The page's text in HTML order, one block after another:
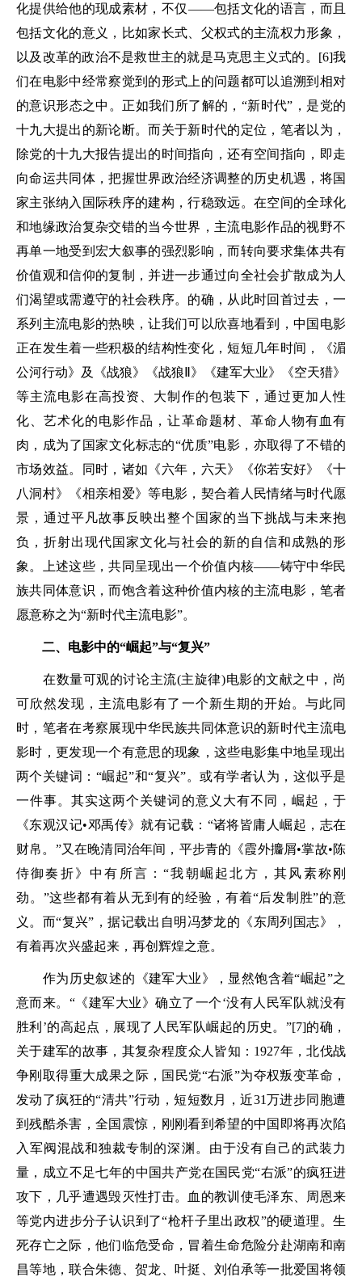
化提供给他的现成素材，不仅——包括文化的语言，而且
包括文化的意义，比如家长式、父权式的主流权力形象，
以及改革的政治不是救世主的就是马克思主义式的。[6]我
们在电影中经常察觉到的形式上的问题都可以追溯到相对
的意识形态之中。正如我们所了解的，“新时代”，是党的
十九大提出的新论断。而关于新时代的定位，笔者以为，
除党的十九大报告提出的时间指向，还有空间指向，即走
向命运共同体，把握世界政治经济调整的历史机遇，将国
家主张纳入国际秩序的建构，行稳致远。在空间的全球化
和地缘政治复杂交错的当今世界，主流电影作品的视野不
再单一地受到宏大叙事的强烈影响，而转向要求集体共有
价值观和信仰的复制，并进一步通过向全社会扩散成为人
们渴望或需遵守的社会秩序。的确，从此时回首过去，一
系列主流电影的热映，让我们可以欣喜地看到，中国电影
正在发生着一些积极的结构性变化，短短几年时间，《湄
公河行动》及《战狼》《战狼Ⅱ》《建军大业》《空天猎》
等主流电影在高投资、大制作的包装下，通过更加人性
化、艺术化的电影作品，让革命题材、革命人物有血有
肉，成为了国家文化标志的“优质”电影，亦取得了不错的
市场效益。同时，诸如《六年，六天》《你若安好》《十
八洞村》《相亲相爱》等电影，契合着人民情绪与时代愿
景，通过平凡故事反映出整个国家的当下挑战与未来抱
负，折射出现代国家文化与社会的新的自信和成熟的形
象。上述这些，共同呈现出一个价值内核——铸守中华民
族共同体意识，而饱含着这种价值内核的主流电影，笔者
愿意称之为“新时代主流电影”。
二、电影中的“崛起”与“复兴”
在数量可观的讨论主流(主旋律)电影的文献之中，尚
可欣然发现，主流电影有了一个新生期的开始。与此同
时，笔者在考察展现中华民族共同体意识的新时代主流电
影时，更发现一个有意思的现象，这些电影集中地呈现出
两个关键词：“崛起”和“复兴”。或有学者认为，这似乎是
一件事。其实这两个关键词的意义大有不同，崛起，于
《东观汉记•邓禹传》就有记载：“诸将皆庸人崛起，志在
财帛。”又在晚清同治年间，平步青的《霞外攟屑•掌故•陈
侍御奏折》中有所言：“我朝崛起北方，其风素称刚
劲。”这些都有着从无到有的经验，有着“后发制胜”的意
义。而“复兴”，据记载出自明冯梦龙的《东周列国志》，
有着再次兴盛起来，再创辉煌之意。
作为历史叙述的《建军大业》，显然饱含着“崛起”之
意而来。“《建军大业》确立了一个‘没有人民军队就没有
胜利’的高起点，展现了人民军队崛起的历史。”[7]的确，
关于建军的故事，其复杂程度众人皆知：1927年，北伐战
争刚取得重大成果之际，国民党“右派”为夺权叛变革命，
发动了疯狂的“清共”行动，短短数月，近31万进步同胞遭
到残酷杀害，全国震惊，刚刚看到希望的中国即将再次陷
入军阀混战和独裁专制的深渊。由于没有自己的武装力
量，成立不足七年的中国共产党在国民党“右派”的疯狂进
攻下，几乎遭遇毁灭性打击。血的教训使毛泽东、周恩来
等党内进步分子认识到了“枪杆子里出政权”的硬道理。生
死存亡之际，他们临危受命，冒着生命危险分赴湖南和南
昌等地，联合朱德、贺龙、叶挺、刘伯承等一批爱国将领